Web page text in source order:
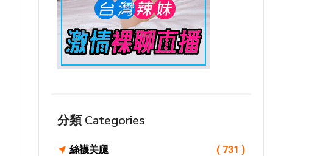
分類 Categories
絲襪美腿 ( 731 )